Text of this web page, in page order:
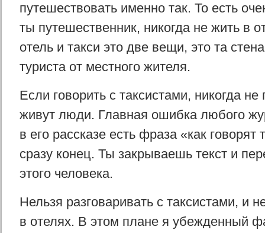
путешествовать именно так. То есть
ты путешественник, никогда не жить в
отель и такси это две вещи, это та
туриста от местного жителя.
Если говорить с таксистами, никогда
живут люди. Главная ошибка любого
в его рассказе есть фраза «как
сразу конец. Ты закрываешь текст и
этого человека.
Нельзя разговаривать с таксистами, и
в отелях. В этом плане я убежденный